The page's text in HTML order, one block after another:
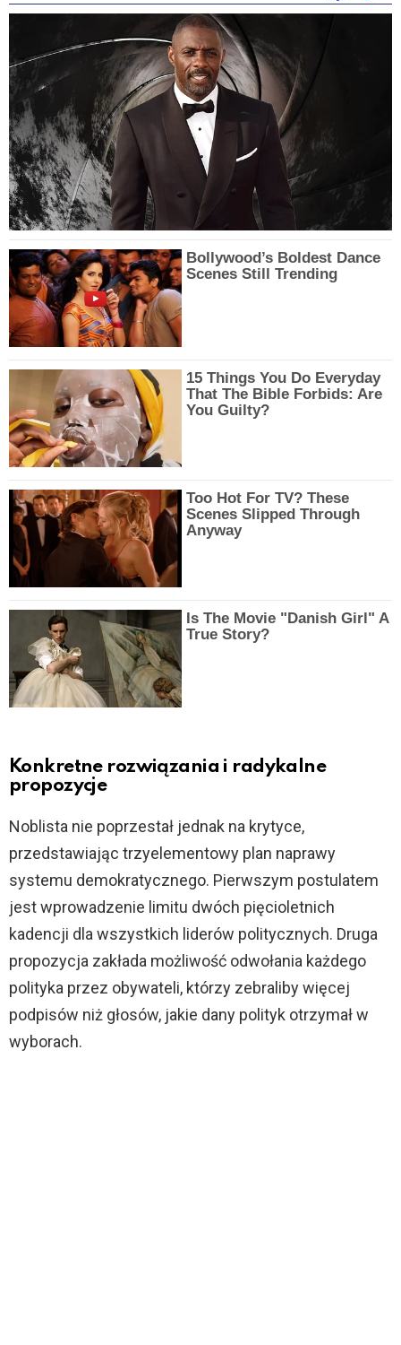
Bollywood’s Boldest Dance
Scenes Still Trending
15 Things You Do Everyday
That The Bible Forbids: Are
You Guilty?
Too Hot For TV? These
Scenes Slipped Through
Anyway
Is The Movie "Danish Girl" A
True Story?
Konkretne rozwiązania i radykalne
propozycje
Noblista nie poprzestał jednak na krytyce,
przedstawiając trzyelementowy plan naprawy
systemu demokratycznego. Pierwszym postulatem
jest wprowadzenie limitu dwóch pięcioletnich
kadencji dla wszystkich liderów politycznych. Druga
propozycja zakłada możliwość odwołania każdego
polityka przez obywateli, którzy zebraliby więcej
podpisów niż głosów, jakie dany polityk otrzymał w
wyborach.